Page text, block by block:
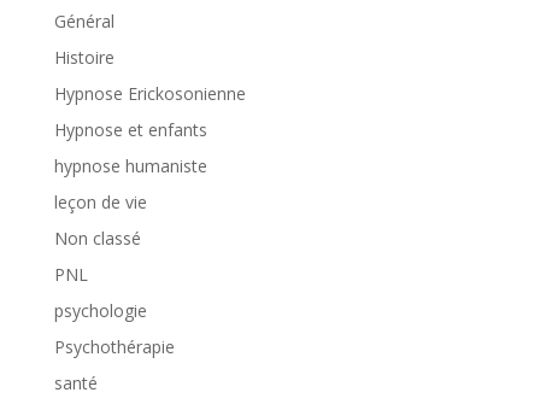
Général
Histoire
Hypnose Erickosonienne
Hypnose et enfants
hypnose humaniste
leçon de vie
Non classé
PNL
psychologie
Psychothérapie
santé